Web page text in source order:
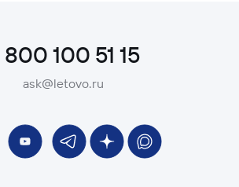
100 51 15
ask@letovo.ru